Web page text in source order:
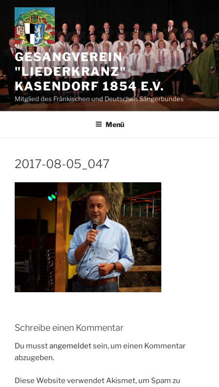
Zum
Inhalt
springen
GESANGVEREIN
"LIEDERKRANZ"
KASENDORF 1854 E.V.
Mitglied des Fränkischen und Deutschen Sängerbundes
Menü
2017-08-05_047
Schreibe einen Kommentar
Du musstangemeldetsein, um einen Kommentar
abzugeben.
Diese Website verwendet Akismet, um Spam zu